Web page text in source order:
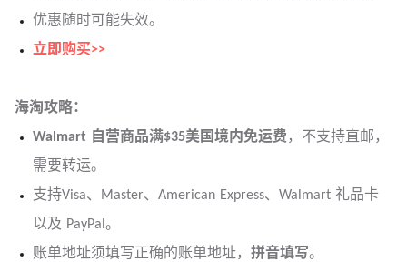
优惠随时可能失效。
立即购买>>
海淘攻略：
Walmart 自营商品满$35美国境内免运费 ，不支持直邮，
需要转运。
支持Visa、Master、American Express、Walmart 礼品卡
以及 PayPal。
账单地址须填写正确的账单地址， 拼音填写。